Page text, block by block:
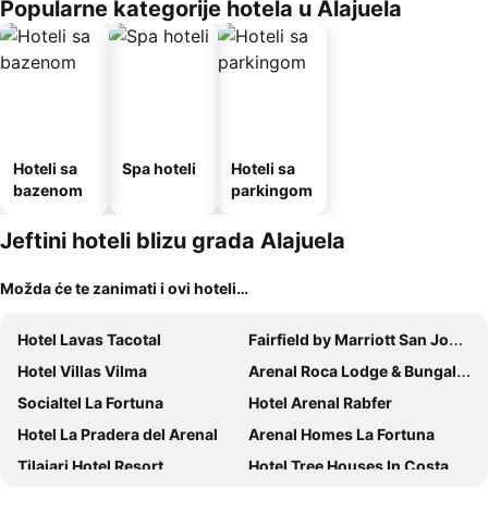
Popularne kategorije hotela u Alajuela
Hoteli sa
bazenom
Spa hoteli
Hoteli sa
parkingom
Jeftini hoteli blizu grada Alajuela
Možda će te zanimati i ovi hoteli…
Hotel Lavas Tacotal
Fairfield by Marriott San Jose Airport Alajuela
Hotel Villas Vilma
Arenal Roca Lodge & Bungalows
Socialtel La Fortuna
Hotel Arenal Rabfer
Hotel La Pradera del Arenal
Arenal Homes La Fortuna
Tilajari Hotel Resort
Hotel Tree Houses In Costa Rica